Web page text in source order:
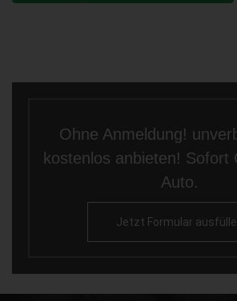
Ohne Anmeldung!
kostenlos anbieten! Sofort
Auto.
Jetzt Formular